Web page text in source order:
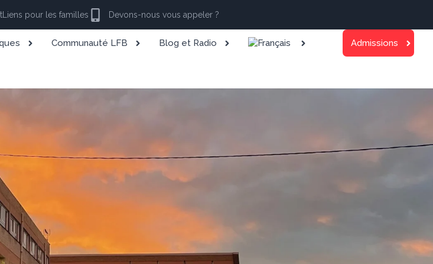
Liens pour les familles Devons-nous vous appeler ?
Communauté LFB Blog et Radio Admissions